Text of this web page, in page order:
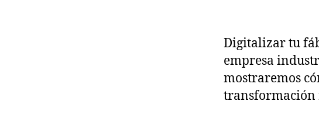
Digitalizar tu
empresa
mostraremos
transformación